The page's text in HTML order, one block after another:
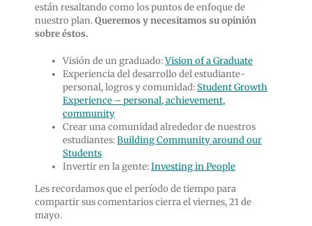
están resaltando como los puntos de enfoque de
nuestro plan.Queremos y necesitamos su opinión
sobre éstos.
Visión de un graduado:Vision of a Graduate
Experiencia del desarrollo del estudiante-
personal, logros y comunidad:Student Growth
Experience – personal, achievement,
community
Crear una comunidad alrededor de nuestros
estudiantes:Building Community around our
Students
Invertir en la gente:Investing in People
Les recordamos que el período de tiempo para
compartir sus comentarios cierra el viernes, 21 de
mayo.